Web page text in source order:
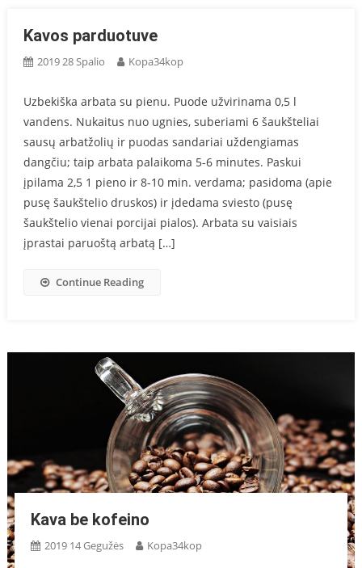
Kavos parduotuve
2019 28 Spalio Kopa34kop
Uzbekiška arbata su pienu. Puode užvirinama 0,5 l
vandens. Nukaitus nuo ugnies, suberiami 6 šaukšteliai
sausų arbatžolių ir puodas sandariai uždengiamas
dangčiu; taip arbata palaikoma 5-6 minutes. Paskui
įpilama 2,5 1 pieno ir 8-10 min. verdama; pasidoma (apie
pusę šaukštelio druskos) ir įdedama sviesto (pusę
šaukštelio vienai porcijai pialos). Arbata su vaisiais
įprastai paruoštą arbatą […]
Continue Reading
Kava be kofeino
2019 14 Gegužės Kopa34kop